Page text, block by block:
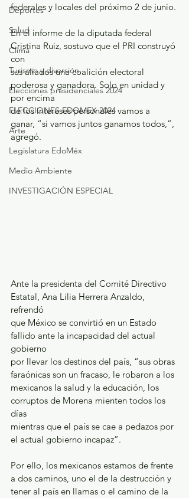
Deportes
Salud
Clima
Turismo y diversión
Elecciones presidenciales 2024
ELECCIONES EDOMEX 2024
Arte
Legislatura EdoMéx
Medio Ambiente
INVESTIGACIÓN ESPECIAL
federales y locales del próximo 2 de junio.
En el informe de la diputada federal
Cristina Ruiz, sostuvo que el PRI construyó
con
sus aliados una coalición electoral
poderosa y ganadora. Solo en unidad y
por encima
de los intereses personales vamos a
ganar, “si vamos juntos ganamos todos,”,
agregó.
Ante la presidenta del Comité Directivo
Estatal, Ana Lilia Herrera Anzaldo,
refrendó
que México se convirtió en un Estado
fallido ante la incapacidad del actual
gobierno
por llevar los destinos del país, “sus obras
faraónicas son un fracaso, le robaron a los
mexicanos la salud y la educación, los
corruptos de Morena mienten todos los
días
mientras que el país se cae a pedazos por
el actual gobierno incapaz”.
Por ello, los mexicanos estamos de frente
a dos caminos, uno el de la destrucción y
tener al país en llamas o el camino de la